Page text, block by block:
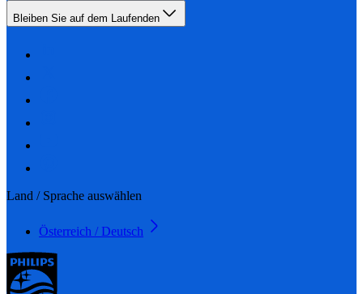
Bleiben Sie auf dem Laufenden
Land / Sprache auswählen
Österreich / Deutsch